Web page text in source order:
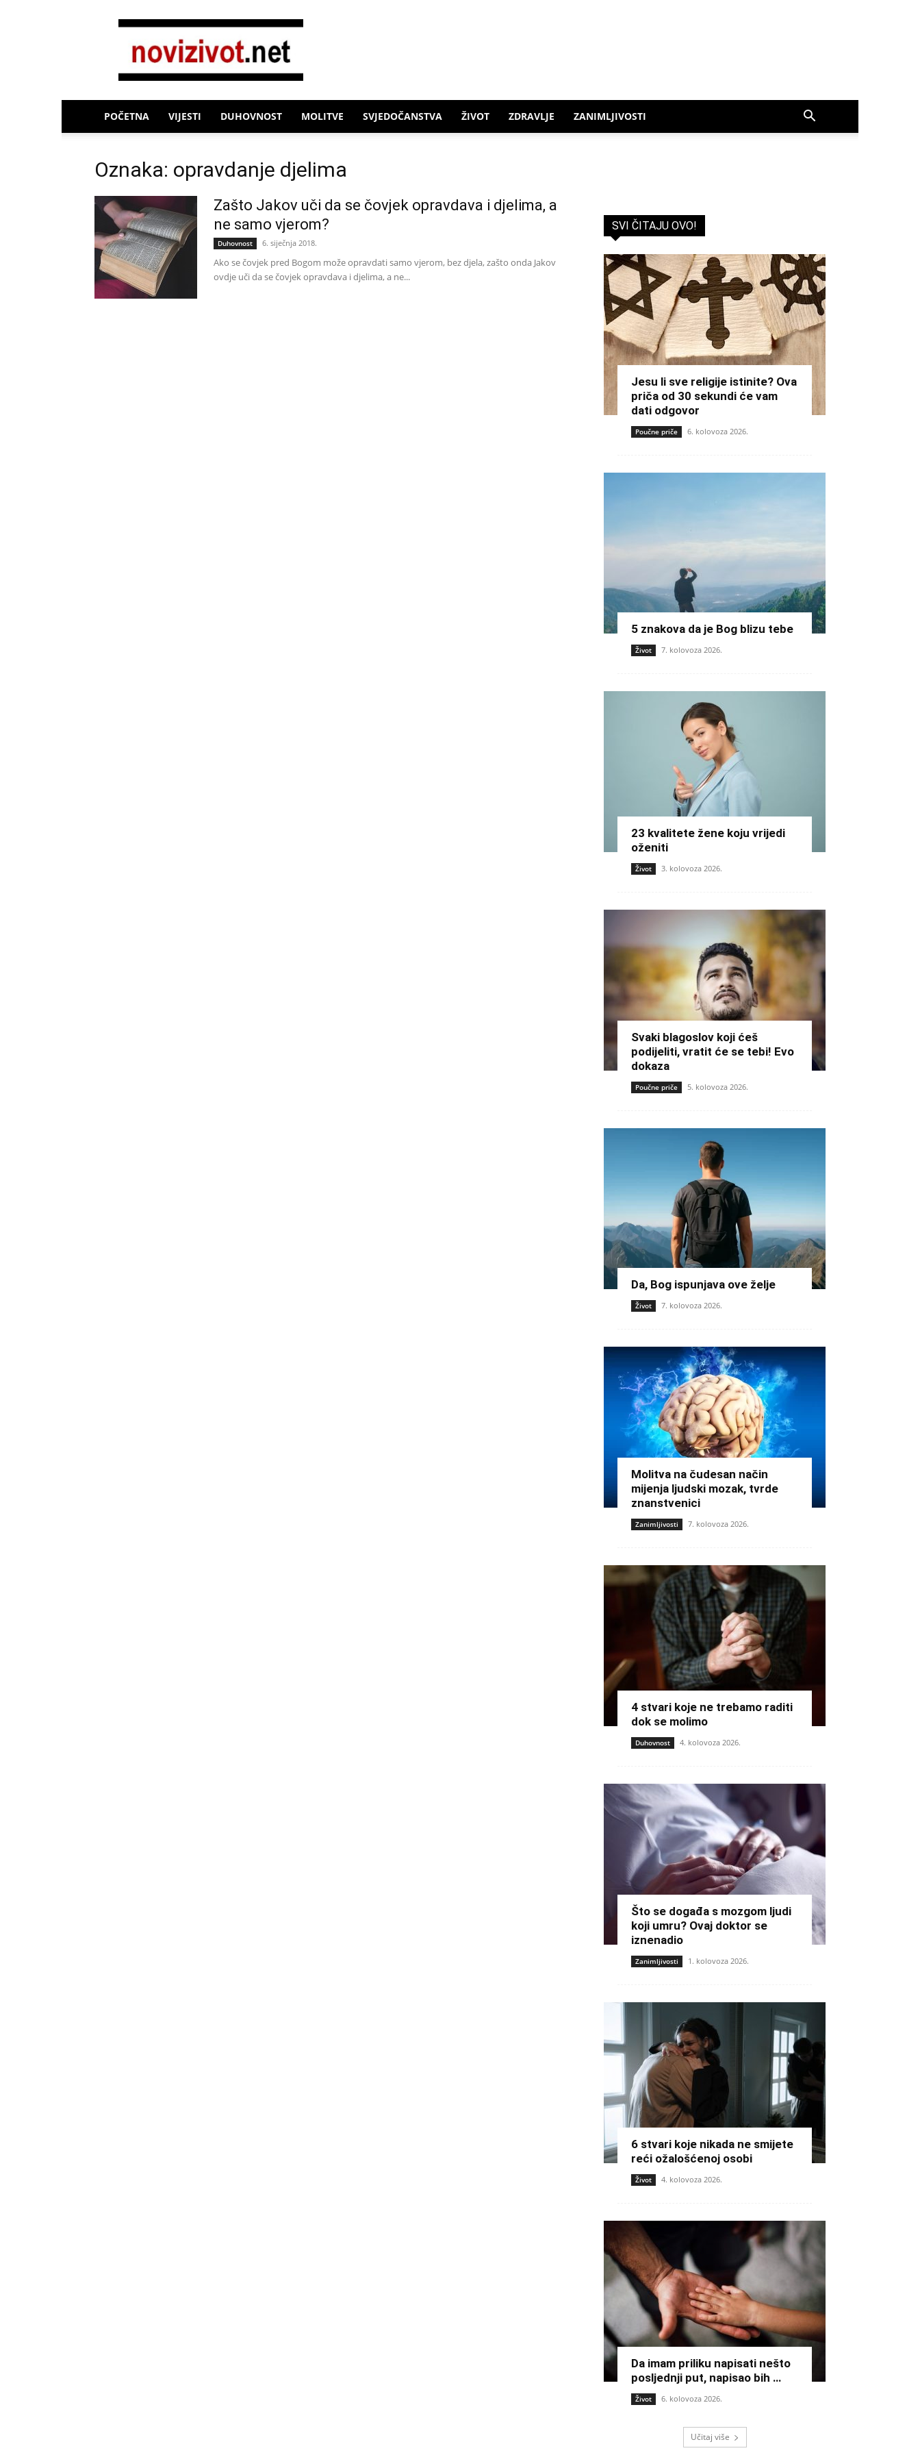
Novi
POČETNA VIJESTI DUHOVNOST MOLITVE SVJEDOČANSTVA ŽIVOT ZDRAVLJE ZANIMLJIVOSTI
Oznaka: opravdanje djelima
Zašto Jakov uči da se čovjek opravdava i djelima, a
ne samo vjerom?
Duhovnost 6. siječnja 2018.
Ako se čovjek pred Bogom može opravdati samo vjerom, bez djela, zašto onda Jakov
ovdje uči da se čovjek opravdava i djelima, a ne...
SVI ČITAJU OVO!
Jesu li sve religije istinite? Ova
priča od 30 sekundi će vam
dati odgovor
Poučne priče 6. kolovoza 2026.
5 znakova da je Bog blizu tebe
Život 7. kolovoza 2026.
23 kvalitete žene koju vrijedi
oženiti
Život 3. kolovoza 2026.
Svaki blagoslov koji ćeš
podijeliti, vratit će se tebi! Evo
dokaza
Poučne priče 5. kolovoza 2026.
Da, Bog ispunjava ove želje
Život 7. kolovoza 2026.
Molitva na čudesan način
mijenja ljudski mozak, tvrde
znanstvenici
Zanimljivosti 7. kolovoza 2026.
4 stvari koje ne trebamo raditi
dok se molimo
Duhovnost 4. kolovoza 2026.
Što se događa s mozgom ljudi
koji umru? Ovaj doktor se
iznenadio
Zanimljivosti 1. kolovoza 2026.
6 stvari koje nikada ne smijete
reći ožalošćenoj osobi
Život 4. kolovoza 2026.
Da imam priliku napisati nešto
posljednji put, napisao bih …
Život 6. kolovoza 2026.
Učitaj više